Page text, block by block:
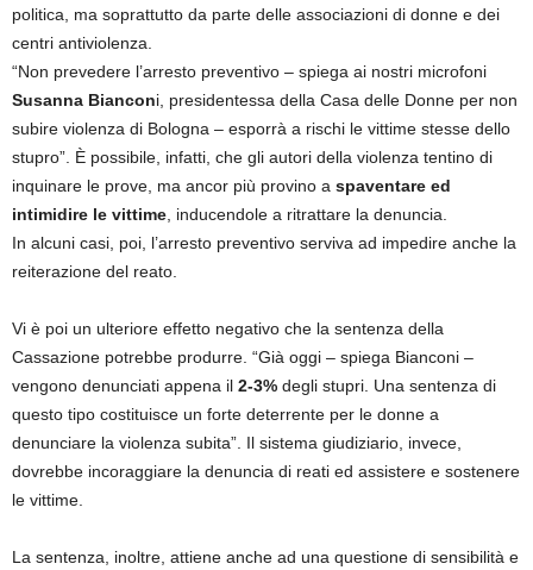
politica, ma soprattutto da parte delle associazioni di donne e dei
centri antiviolenza.
“Non prevedere l’arresto preventivo – spiega ai nostri microfoni
Susanna Bianconi, presidentessa della Casa delle Donne per non
subire violenza di Bologna – esporrà a rischi le vittime stesse dello
stupro”. È possibile, infatti, che gli autori della violenza tentino di
inquinare le prove, ma ancor più provino a spaventare ed
intimidire le vittime , inducendole a ritrattare la denuncia.
In alcuni casi, poi, l’arresto preventivo serviva ad impedire anche la
reiterazione del reato.
Vi è poi un ulteriore effetto negativo che la sentenza della
Cassazione potrebbe produrre. “Già oggi – spiega Bianconi –
vengono denunciati appena il 2-3% degli stupri. Una sentenza di
questo tipo costituisce un forte deterrente per le donne a
denunciare la violenza subita”. Il sistema giudiziario, invece,
dovrebbe incoraggiare la denuncia di reati ed assistere e sostenere
le vittime.
La sentenza, inoltre, attiene anche ad una questione di sensibilità e